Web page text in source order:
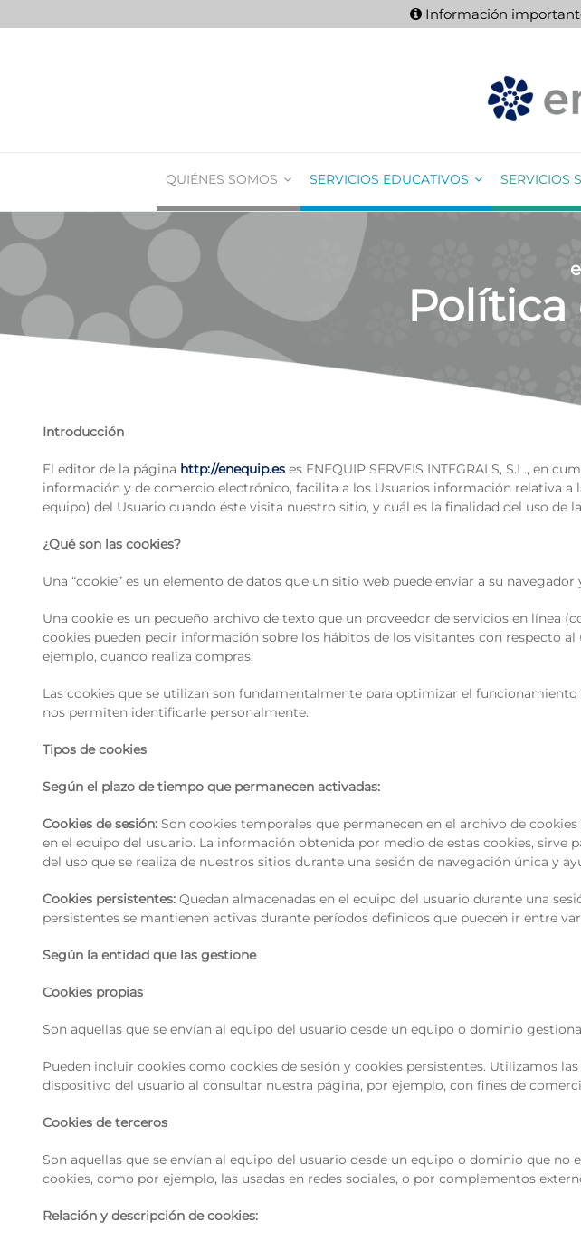
Información
QUIÉNES SOMOS SERVICIOS EDUCATIVOS SERVICIOS
Política
Introducción
El editor de la página http://enequip.es es ENEQUIP SERVEIS INTEGRALS, S.L., en
información y de comercio electrónico, facilita a los Usuarios información relativa a
equipo) del Usuario cuando éste visita nuestro sitio, y cuál es la finalidad del uso de
¿Qué son las cookies?
Una “cookie” es un elemento de datos que un sitio web puede enviar a su
Una cookie es un pequeño archivo de texto que un proveedor de servicios en línea
cookies pueden pedir información sobre los hábitos de los visitantes con respecto
ejemplo, cuando realiza compras.
Las cookies que se utilizan son fundamentalmente para optimizar el
nos permiten identificarle personalmente.
Tipos de cookies
Según el plazo de tiempo que permanecen activadas:
Cookies de sesión: Son cookies temporales que permanecen en el archivo de
en el equipo del usuario. La información obtenida por medio de estas cookies,
del uso que se realiza de nuestros sitios durante una sesión de navegación única y
Cookies persistentes: Quedan almacenadas en el equipo del usuario durante una
persistentes se mantienen activas durante períodos definidos que pueden ir entre
Según la entidad que las gestione
Cookies propias
Son aquellas que se envían al equipo del usuario desde un equipo o dominio
Pueden incluir cookies como cookies de sesión y cookies persistentes. Utilizamos
dispositivo del usuario al consultar nuestra página, por ejemplo, con fines de
Cookies de terceros
Son aquellas que se envían al equipo del usuario desde un equipo o dominio que
cookies, como por ejemplo, las usadas en redes sociales, o por complementos
Relación y descripción de cookies: